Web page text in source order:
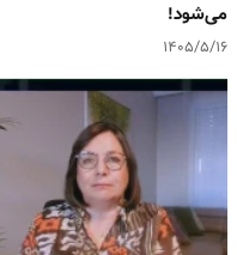
می‌شود!
۱۴۰۵/۵/۱۶